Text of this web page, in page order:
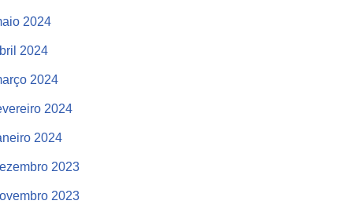
2024
2024
2024
2024
2024
2023
2023